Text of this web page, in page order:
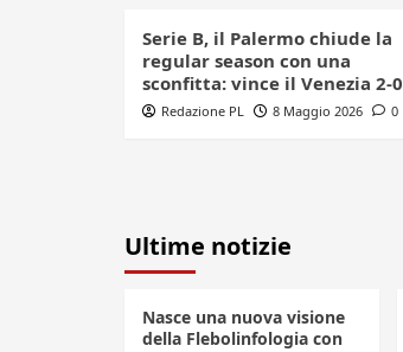
Serie B, il Palermo chiude la
regular season con una
sconfitta: vince il Venezia 2-0
Redazione PL 8 Maggio 2026 0
Ultime notizie
Nasce una nuova visione
della Flebolinfologia con